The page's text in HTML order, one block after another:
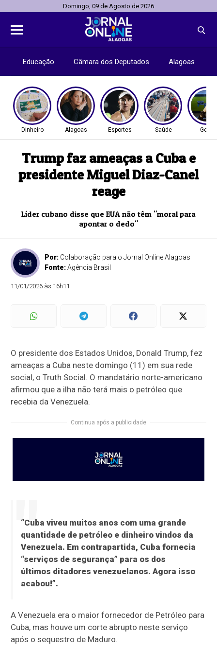
Domingo, 09 de Agosto de 2026
Educação Câmara dos Deputados Alagoas
Dinheiro Alagoas Esportes Saúde Geral
Trump faz ameaças a Cuba e
presidente Miguel Diaz-Canel
reage
Líder cubano disse que EUA não têm "moral para
apontar o dedo"
Por: Colaboração para o Jornal Online Alagoas
Fonte:Agência Brasil
11/01/2026 às 16h11
O presidente dos Estados Unidos, Donald Trump, fez
ameaças a Cuba neste domingo (11) em sua rede
social, o Truth Social. O mandatário norte-americano
afirmou que a ilha não terá mais o petróleo que
recebia da Venezuela.
Continua após a publicidade
“Cuba viveu muitos anos com uma grande
quantidade de petróleo e dinheiro vindos da
Venezuela. Em contrapartida, Cuba fornecia
“serviços de segurança” para os dos
últimos ditadores venezuelanos. Agora isso
acabou!”.
A Venezuela era o maior fornecedor de Petróleo para
Cuba, mas houve um corte abrupto neste serviço
após o sequestro de Maduro.